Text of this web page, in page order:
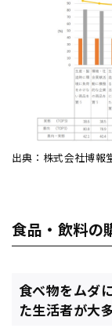
出典：株式会社博報
食品・飲料の
食べ物をムダ
た生活者が大